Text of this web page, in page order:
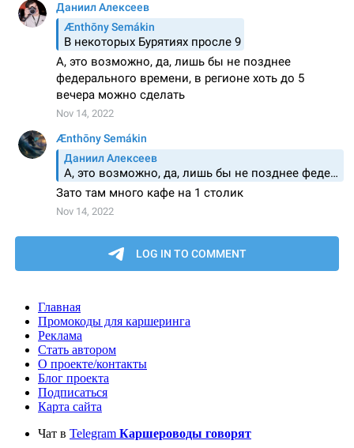
Главная
Промокоды для каршеринга
Реклама
Стать автором
О проекте/контакты
Блог проекта
Подписаться
Карта сайта
Чат в Telegram Каршероводы говорят